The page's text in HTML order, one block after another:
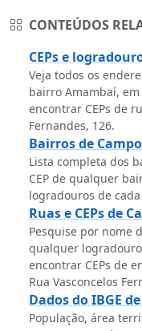
CONTEÚDOS
CEPs e
Veja todos os
bairro Amambaí,
encontrar CEPs de
Fernandes, 126.
Bairros de
Lista completa dos
CEP de qualquer
logradouros de
Ruas e CEPs de
Pesquise por nome
qualquer
encontrar CEPs de
Rua Vasconcelos
Dados do IBGE
População, área